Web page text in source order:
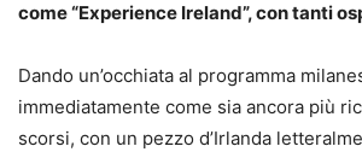
come “Experience Ireland”, con tanti
Dando un’occhiata al programma
immediatamente come sia ancora più
scorsi, con un pezzo d’Irlanda